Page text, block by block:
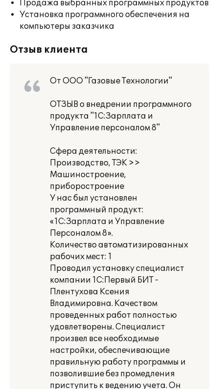
Продажа выбранных программных продуктов
Установка программного обеспечения на
компьютеры заказчика
Отзыв клиента
От ООО "Газовые Технологии"
ОТЗЫВ о внедрении программного
продукта "1С:Зарплата и
Управление персоналом 8"
Сфера деятельности:
Производство, ТЭК >>
Машиностроение,
приборостроение
У нас был установлен
программный продукт:
«1С:Зарплата и Управление
Персоналом 8».
Количество автоматизированных
рабочих мест: 1
Проводил установку специалист
компании 1С:Первый БИТ -
Плентухова Ксения
Владимировна. Качеством
проведенных работ полностью
удовлетворены. Специалист
произвел все необходимые
настройки, обеспечивающие
правильную работу программы и
позволившие без промедления
приступить к ведению учета. Он